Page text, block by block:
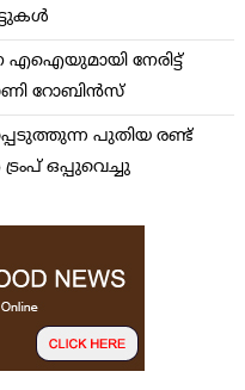
എഐയുമായി നേരിട്ട്
റോബിന്‍സ്
പുതിയ രണ്ട്
ഒപ്പുവെച്ചു